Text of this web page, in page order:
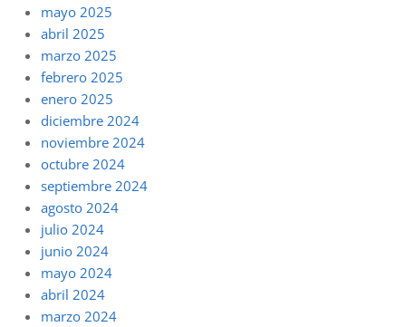
mayo 2025
abril 2025
marzo 2025
febrero 2025
enero 2025
diciembre 2024
noviembre 2024
octubre 2024
septiembre 2024
agosto 2024
julio 2024
junio 2024
mayo 2024
abril 2024
marzo 2024